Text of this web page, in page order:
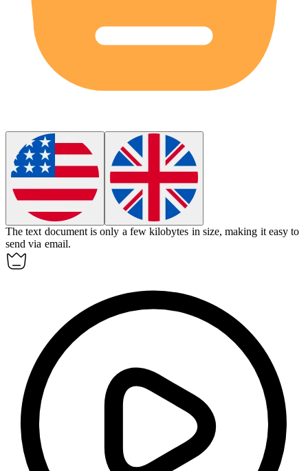
The text document is only a fewkilobytes in size, making it easy to
send via email.